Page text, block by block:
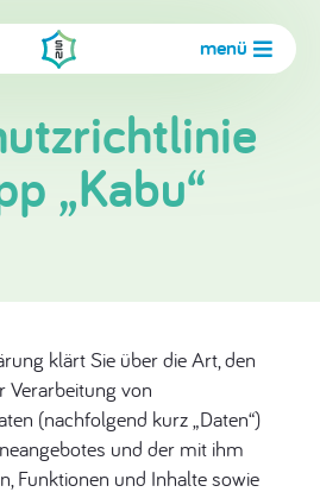
menü
„Kabu“
klärt Sie über die Art, den
Verarbeitung von
(nachfolgend kurz „Daten“)
und der mit ihm
Funktionen und Inhalte sowie